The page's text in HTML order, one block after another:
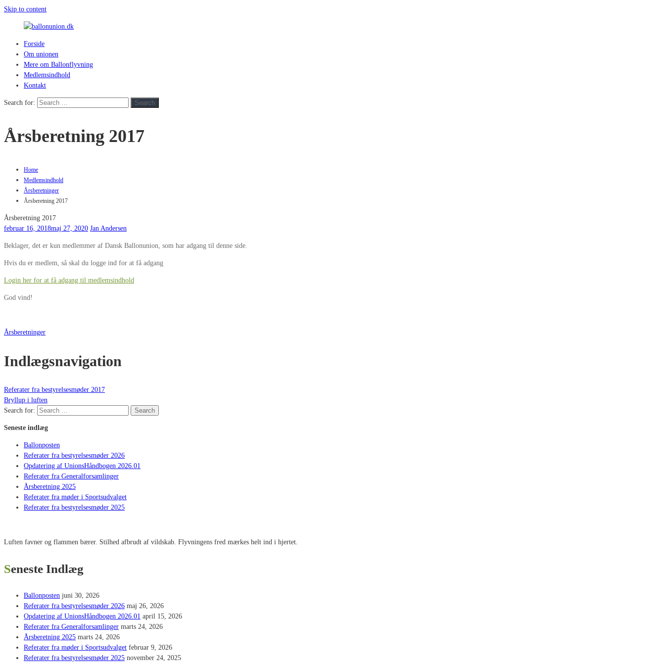
Skip to content
ballonunion.dk
hvad
blæser
Forside
Om unionen
Mere om Ballonflyvning
Medlemsindhold
Kontakt
Search for: Search
Årsberetning 2017
Home
Medlemsindhold
Årsberetninger
Årsberetning 2017
Årsberetning 2017
februar 16, 2018maj 27, 2020 Jan Andersen
Beklager, det er kun medlemmer af Dansk Ballonunion, som har adgang til denne side.
Hvis du er medlem, så skal du logge ind for at få adgang
Login her for at få adgang til medlemsindhold
God vind!
Årsberetninger
Indlægsnavigation
Referater fra bestyrelsesmøder 2017
Bryllup i luften
Search for:
Search
Seneste indlæg
Ballonposten
Referater fra bestyrelsesmøder 2026
Opdatering af UnionsHåndbogen 2026.01
Referater fra Generalforsamlinger
Årsberetning 2025
Referater fra møder i Sportsudvalget
Referater fra bestyrelsesmøder 2025
Luften favner og flammen bærer. Stilhed afbrudt af vildskab. Flyvningens fred mærkes helt ind i hjertet.
Seneste Indlæg
Ballonposten juni 30, 2026
Referater fra bestyrelsesmøder 2026 maj 26, 2026
Opdatering af UnionsHåndbogen 2026.01 april 15, 2026
Referater fra Generalforsamlinger marts 24, 2026
Årsberetning 2025 marts 24, 2026
Referater fra møder i Sportsudvalget februar 9, 2026
Referater fra bestyrelsesmøder 2025 november 24, 2025